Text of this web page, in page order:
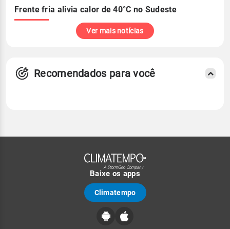
Frente fria alivia calor de 40°C no Sudeste
Ver mais notícias
Recomendados para você
Baixe os apps
Climatempo